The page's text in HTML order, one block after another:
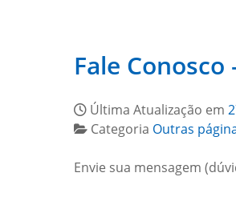
Fale
Última Atualização em
Categoria Outras
Envie sua mensagem